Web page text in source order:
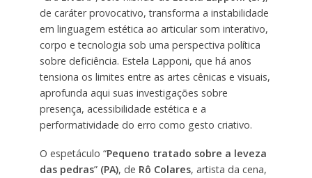
de caráter provocativo, transforma a instabilidade
em linguagem estética ao articular som interativo,
corpo e tecnologia sob uma perspectiva política
sobre deficiência. Estela Lapponi, que há anos
tensiona os limites entre as artes cênicas e visuais,
aprofunda aqui suas investigações sobre
presença, acessibilidade estética e a
performatividade do erro como gesto criativo.
O espetáculo “Pequeno tratado sobre a leveza
das pedras” (PA), de Rô Colares, artista da cena,